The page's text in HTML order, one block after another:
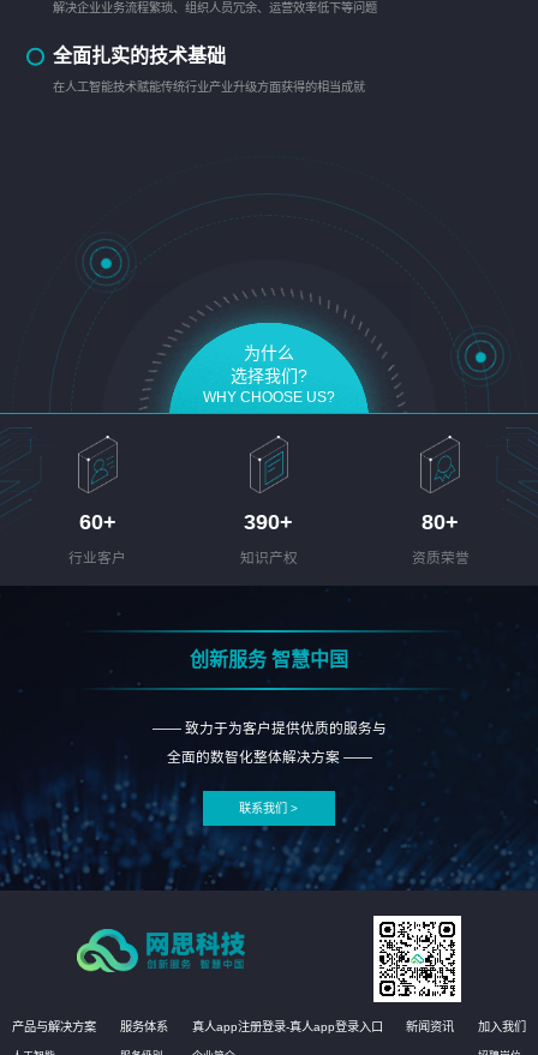
解决企业业务流程繁琐、组织人员冗余、运营效率低下等问题
全面扎实的技术基础
在人工智能技术赋能传统行业产业升级方面获得的相当成就
为什么
选择我们?
WHY CHOOSE US?
60+
行业客户
390+
知识产权
80+
资质荣誉
创新服务 智慧中国
—— 致力于为客户提供优质的服务与
全面的数智化整体解决方案 ——
联系我们 >
产品与解决方案 服务体系 真人app注册登录-真人app登录入口 新闻资讯 加入我们